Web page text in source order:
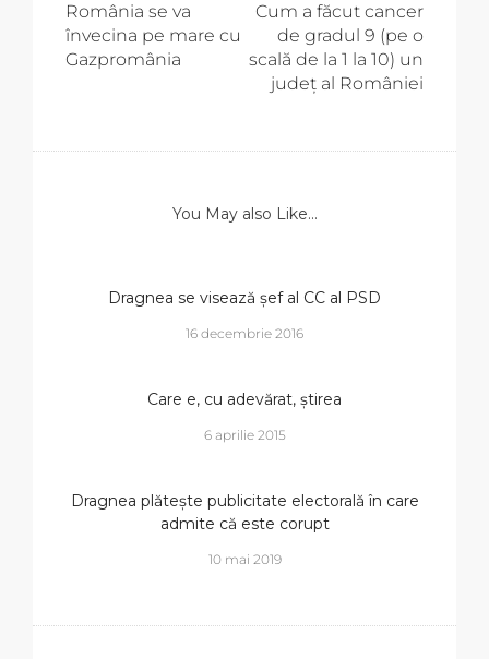
România se va
învecina pe mare cu
Gazpromânia
Cum a făcut cancer
de gradul 9 (pe o
scală de la 1 la 10) un
județ al României
You May also Like...
Dragnea se visează șef al CC al PSD
16 decembrie 2016
Care e, cu adevărat, știrea
6 aprilie 2015
Dragnea plătește publicitate electorală în care
admite că este corupt
10 mai 2019